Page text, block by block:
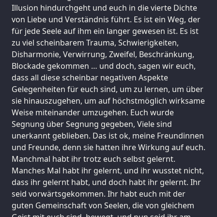
Illusion hindurchgeht und euch in die vierte Dichte
von Liebe und Verständnis führt. Es ist ein Weg, der
für jede Seele auf ihm ein langer gewesen ist. Es ist
zu viel scheinbarem Trauma, Schwierigkeiten,
Disharmonie, Verwirrung, Zweifel, Beschränkung,
Blockade gekommen … und doch, sagen wir euch,
dass all diese scheinbar negativen Aspekte
Gelegenheiten für euch sind, um zu lernen, um über
sie hinauszugehen, um auf höchstmöglich wirksame
Weise miteinander umzugehen. Euch wurde
Segnung über Segnung gegeben, Viele sind
unerkannt geblieben. Das ist ok, meine Freundinnen
und Freunde, denn sie hatten ihre Wirkung auf euch.
Manchmal habt ihr trotz euch selbst gelernt.
Manches Mal habt ihr gelernt, und ihr wusstet nicht,
dass ihr gelernt habt, und doch habt ihr gelernt. Ihr
seid vorwärtsgekommen. Ihr habt euch mit der
guten Gemeinschaft von Seelen, die von gleichem